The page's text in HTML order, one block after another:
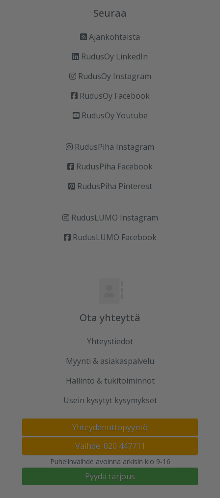
Seuraa
Ajankohtaista
RudusOy LinkedIn
RudusOy Instagram
RudusOy Facebook
RudusOy Youtube
RudusPiha Instagram
RudusPiha Facebook
RudusPiha Pinterest
RudusLUMO Instagram
RudusLUMO Facebook
Ota yhteyttä
Yhteystiedot
Myynti & asiakaspalvelu
Hallinto & tukitoiminnot
Usein kysytyt kysymykset
Yhteydenottopyyntö
Vaihde: 020 447711
Puhelinvaihde avoinna arkisin klo 9-16
Pyydä tarjous